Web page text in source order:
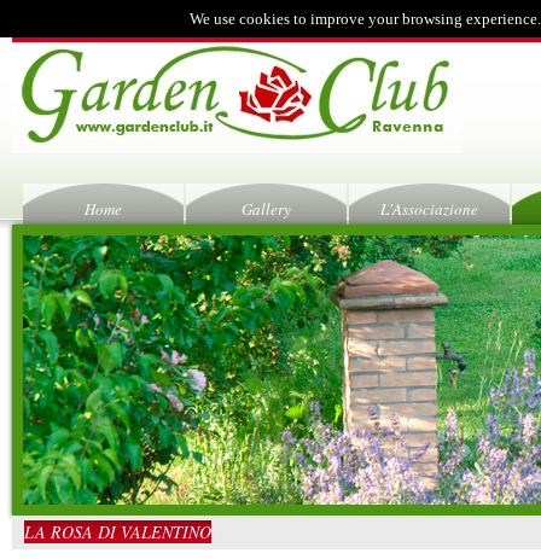
We use cookies to improve your browsing
Home Gallery L'Associazione
LA ROSA DI VALENTINO